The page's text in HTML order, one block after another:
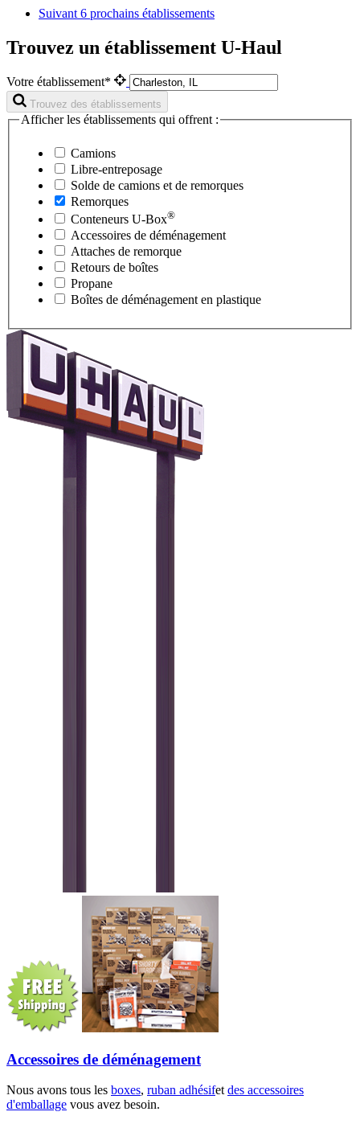
Suivant 6 prochains établissements
Trouvez un établissement U-Haul
Votre établissement*
Trouvez des établissements
Afficher les établissements qui offrent :
Camions
Libre-entreposage
Solde de camions et de remorques
Remorques
Conteneurs U-Box®
Accessoires de déménagement
Attaches de remorque
Retours de boîtes
Propane
Boîtes de déménagement en plastique
Accessoires de déménagement
Nous avons tous les boxes, ruban adhésifetdes accessoires
d'emballage vous avez besoin.